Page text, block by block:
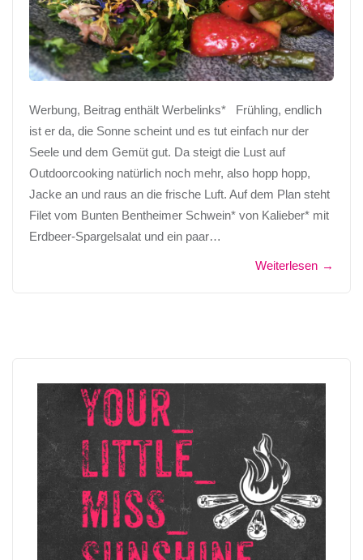
Werbung, Beitrag enthält Werbelinks* Frühling, endlich
ist er da, die Sonne scheint und es tut einfach nur der
Seele und dem Gemüt gut. Da steigt die Lust auf
Outdoorcooking natürlich noch mehr, also hopp hopp,
Jacke an und raus an die frische Luft. Auf dem Plan steht
Filet vom Bunten Bentheimer Schwein* von Kalieber* mit
Erdbeer-Spargelsalat und ein paar…
Weiterlesen →